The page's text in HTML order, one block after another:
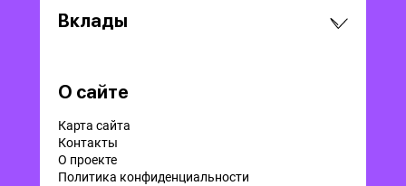
Вклады
О сайте
Карта сайта
Контакты
О проекте
Политика конфиденциальности